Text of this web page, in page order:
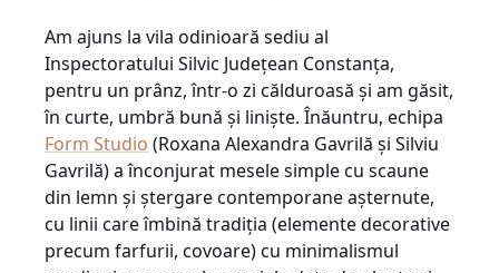
Am ajuns la vila odinioară sediu al
Inspectoratului Silvic Județean Constanța,
pentru un prânz, într-o zi călduroasă și am găsit,
în curte, umbră bună și liniște. Înăuntru, echipa
Form Studio (Roxana Alexandra Gavrilă și Silviu
Gavrilă) a înconjurat mesele simple cu scaune
din lemn și ștergare contemporane așternute,
cu linii care îmbină tradiția (elemente decorative
precum farfurii, covoare) cu minimalismul